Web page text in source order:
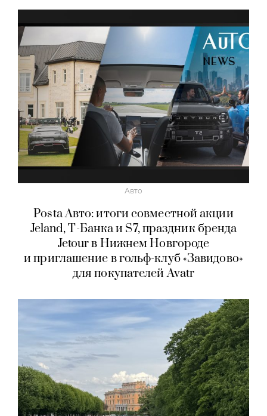
Авто
Posta Авто: итоги совместной акции
Jeland, Т-Банка и S7, праздник бренда
Jetour в Нижнем Новгороде
и приглашение в гольф-клуб «Завидово»
для покупателей Avatr